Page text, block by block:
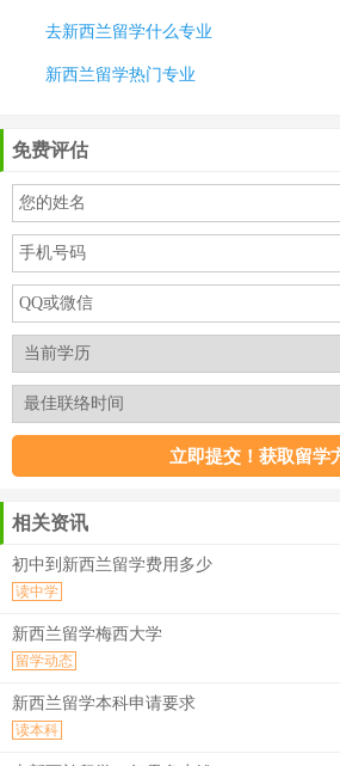
去新西兰留学什么专业
新西兰留学热门专业
免费评估
相关资讯
初中到新西兰留学费用多少
读中学
新西兰留学梅西大学
留学动态
新西兰留学本科申请要求
读本科